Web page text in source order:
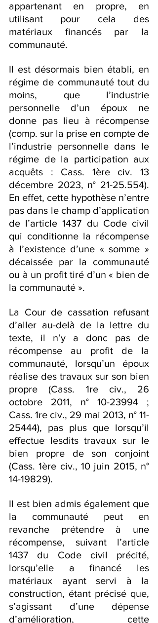
appartenant en propre, en
utilisant pour cela des
matériaux financés par la
communauté.
Il est désormais bien établi, en
régime de communauté tout du
moins, que l’industrie
personnelle d’un époux ne
donne pas lieu à récompense
(comp. sur la prise en compte de
l’industrie personnelle dans le
régime de la participation aux
acquêts : Cass. 1ère civ. 13
décembre 2023, n° 21-25.554).
En effet, cette hypothèse n’entre
pas dans le champ d’application
de l’article 1437 du Code civil
qui conditionne la récompense
à l’existence d’une « somme »
décaissée par la communauté
ou à un profit tiré d’un « bien de
la communauté ».
La Cour de cassation refusant
d’aller au-delà de la lettre du
texte, il n’y a donc pas de
récompense au profit de la
communauté, lorsqu’un époux
réalise des travaux sur son bien
propre (Cass. 1re civ., 26
octobre 2011, n° 10-23994 ;
Cass. 1re civ., 29 mai 2013, n° 11-
25444), pas plus que lorsqu’il
effectue lesdits travaux sur le
bien propre de son conjoint
(Cass. 1ère civ., 10 juin 2015, n°
14-19829).
Il est bien admis également que
la communauté peut en
revanche prétendre à une
récompense, suivant l’article
1437 du Code civil précité,
lorsqu’elle a financé les
matériaux ayant servi à la
construction, étant précisé que,
s’agissant d’une dépense
d’amélioration, cette